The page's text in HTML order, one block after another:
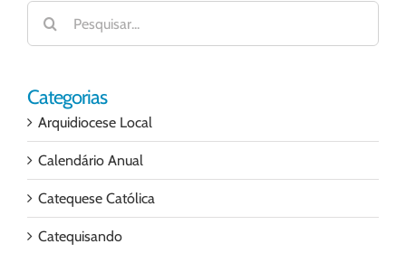
Buscar
resultados
para:
Categorias
Arquidiocese Local
Calendário Anual
Catequese Católica
Catequisando